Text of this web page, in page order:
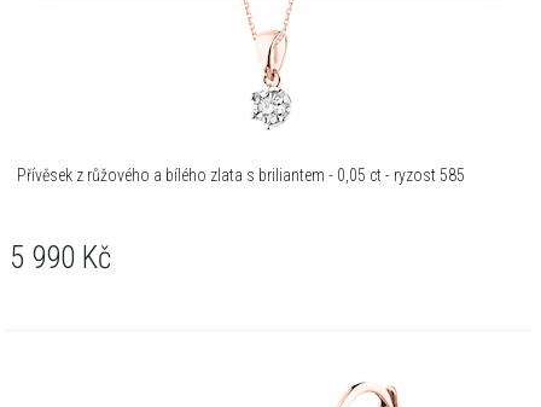
Přívěsek z růžového a bílého zlata s briliantem - 0,05 ct - ryzost 585
5 990 Kč